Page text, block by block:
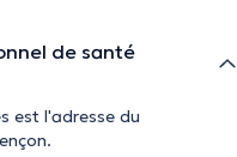
de santé
est l'adresse du